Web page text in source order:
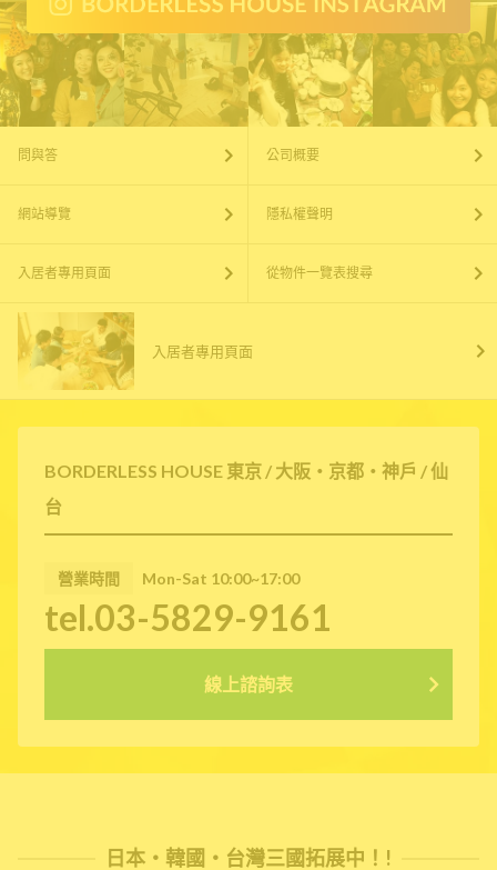
BORDERLESS HOUSE 東京 / 大阪・京都・神戶 / 仙
台
營業時間 Mon-Sat 10:00~17:00
tel.03-5829-9161
線上諮詢表
問與答 公司概要
網站導覽 隱私權聲明
入居者專用頁面 從物件一覽表搜尋
入居者專用頁面
日本・韓國・台灣三國拓展中！!